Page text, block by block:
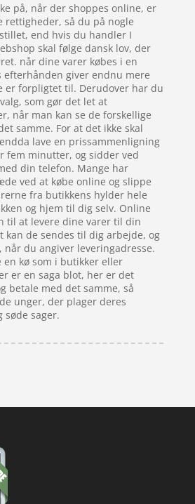
på, når der shoppes online, er
så du på nogle
end hvis du handler I
skal følge dansk lov, der
når dine varer købes i en
efterhånden giver endnu mere
er forpligtet til. Derudover har du
som gør det let at
når man kan se de forskellige
samme. For at det ikke skal
lave en prissammenligning
fem minutter, og sidder ved
din telefon. Mange har
ved at købe online og slippe
fra butikkens hylder hele
og hjem til dig selv. Online
til at levere dine varer til din
kan de sendes til dig arbejde, og
du angiver leveringadresse.
en kø som i butikker eller
er en saga blot, her er det
betale med det samme, så
unger, der plager deres
sager.